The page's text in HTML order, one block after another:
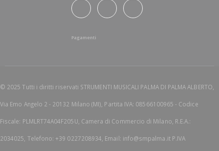
Pagamenti
© 2025 Tutti i diritti riservati STRUMENTI MUSICALI PALMA DI PALMA ALBERTO,
Via Emo Angelo 2 - 20132 Milano (MI), Partita IVA: 08566100965 - Codice
Fiscale: PLMLRT74A04F205U, Camera di Commercio di Milano, R.E.A.:
2034025, Telefono: +39 0227208934, Email: info@smpalma.it P.IVA